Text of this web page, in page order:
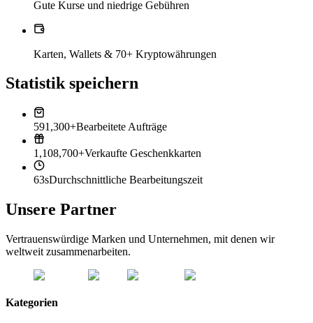
Gute Kurse und niedrige Gebühren
Karten, Wallets & 70+ Kryptowährungen
Statistik speichern
591,300+Bearbeitete Aufträge
1,108,700+Verkaufte Geschenkkarten
63sDurchschnittliche Bearbeitungszeit
Unsere Partner
Vertrauenswürdige Marken und Unternehmen, mit denen wir
weltweit zusammenarbeiten.
Kategorien